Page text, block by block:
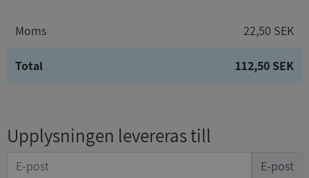
Moms 22,50 SEK
Total 112,50 SEK
Upplysningen levereras till
E-post